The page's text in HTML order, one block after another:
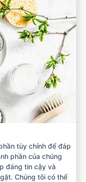
tùy chỉnh để đáp
phần của chúng
đáng tin cậy và
Chúng tôi có thể